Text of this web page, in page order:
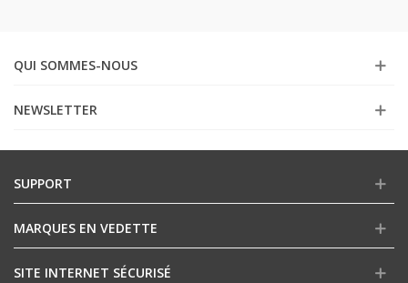
QUI SOMMES-NOUS
NEWSLETTER
SUPPORT
MARQUES EN VEDETTE
SITE INTERNET SÉCURISÉ